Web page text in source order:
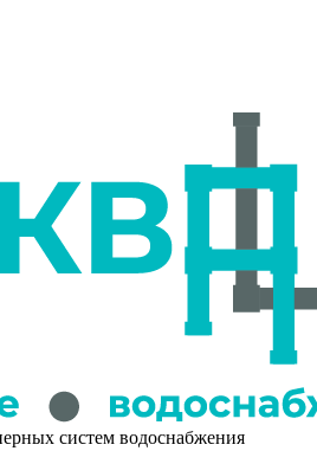
систем водоснабжения